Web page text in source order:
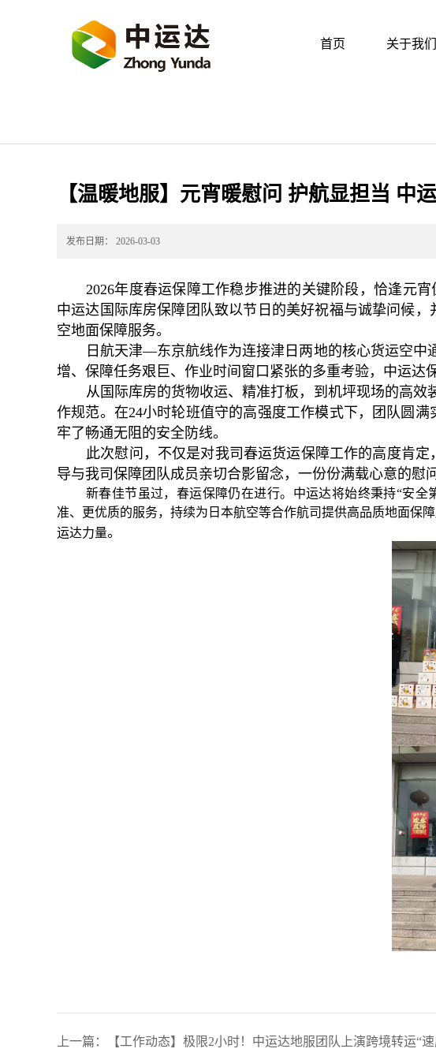
首页 关于我们
【温暖地服】元宵暖慰问 护航显担当 中
发布日期： 2026-03-03
2026年度春运保障工作稳步推进的关键阶段，恰逢元
中运达国际库房保障团队致以节日的美好祝福与诚挚问候
空地面保障服务。
日航天津—东京航线作为连接津日两地的核心货运空中
增、保障任务艰巨、作业时间窗口紧张的多重考验，中运达
从国际库房的货物收运、精准打板，到机坪现场的高
作规范。在24小时轮班值守的高强度工作模式下，团队圆
牢了畅通无阻的安全防线。
此次慰问，不仅是对我司春运货运保障工作的高度肯
导与我司保障团队成员亲切合影留念，一份份满载心意的慰
新春佳节虽过，春运保障仍在进行。中运达将始终秉持“安
准、更优质的服务，持续为日本航空等合作航司提供高品质地面保
运达力量。
上一篇： 【工作动态】极限2小时！中运达地服团队上演跨境转运“